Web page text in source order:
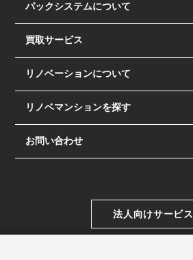
パックシステムについて
買取サービス
リノベーションについて
リノベマンションを探す
お問い合わせ
法人向けサービス